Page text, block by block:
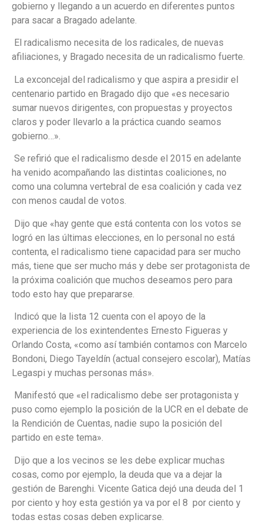
gobierno y llegando a un acuerdo en diferentes puntos
para sacar a Bragado adelante.
El radicalismo necesita de los radicales, de nuevas
afiliaciones, y Bragado necesita de un radicalismo fuerte.
La exconcejal del radicalismo y que aspira a presidir el
centenario partido en Bragado dijo que «es necesario
sumar nuevos dirigentes, con propuestas y proyectos
claros y poder llevarlo a la práctica cuando seamos
gobierno…».
Se refirió que el radicalismo desde el 2015 en adelante
ha venido acompañando las distintas coaliciones, no
como una columna vertebral de esa coalición y cada vez
con menos caudal de votos.
Dijo que «hay gente que está contenta con los votos se
logró en las últimas elecciones, en lo personal no está
contenta, el radicalismo tiene capacidad para ser mucho
más, tiene que ser mucho más y debe ser protagonista de
la próxima coalición que muchos deseamos pero para
todo esto hay que prepararse.
Indicó que la lista 12 cuenta con el apoyo de la
experiencia de los exintendentes Ernesto Figueras y
Orlando Costa, «como así también contamos con Marcelo
Bondoni, Diego Tayeldín (actual consejero escolar), Matías
Legaspi y muchas personas más».
Manifestó que «el radicalismo debe ser protagonista y
puso como ejemplo la posición de la UCR en el debate de
la Rendición de Cuentas, nadie supo la posición del
partido en este tema».
Dijo que a los vecinos se les debe explicar muchas
cosas, como por ejemplo, la deuda que va a dejar la
gestión de Barenghi. Vicente Gatica dejó una deuda del 1
por ciento y hoy esta gestión ya va por el 8 por ciento y
todas estas cosas deben explicarse.